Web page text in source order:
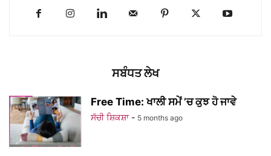
ਸਬੰਧਤ ਲੇਖ
Free Time: ਖਾਲੀ ਸਮੇਂ ’ਚ ਕੁਝ ਹੋ ਜਾਵੇ
ਸੱਚੀ ਸ਼ਿਕਸ਼ਾ - 5 months ago